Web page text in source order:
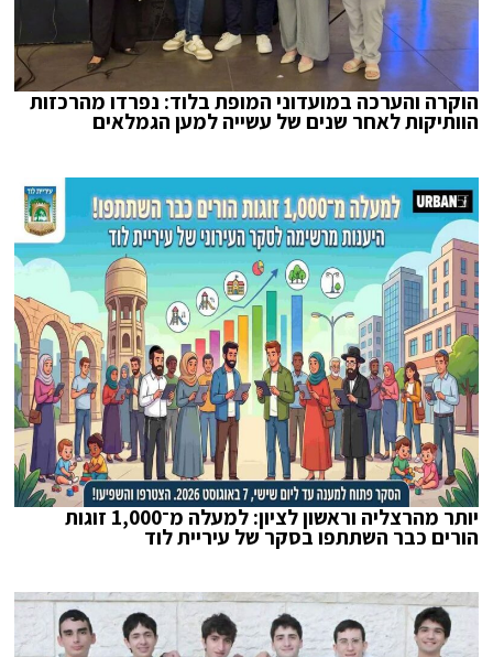
הוקרה והערכה במועדוני המופת בלוד: נפרדו מהרכזות
הוותיקות לאחר שנים של עשייה למען הגמלאים
יותר מהרצליה וראשון לציון: למעלה מ־1,000 זוגות
הורים כבר השתתפו בסקר של עיריית לוד